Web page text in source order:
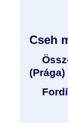
Cseh
(Prága)